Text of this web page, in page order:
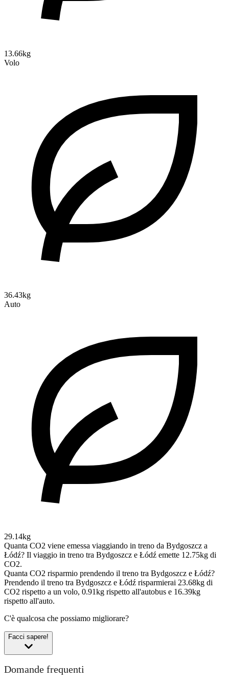
13.66kg
Volo
36.43kg
Auto
29.14kg
Quanta CO2 viene emessa viaggiando in treno da Bydgoszcz a
Łódź? Il viaggio in treno tra Bydgoszcz e Łódź emette 12.75kg di
CO2.
Quanta CO2 risparmio prendendo il treno tra Bydgoszcz e Łódź?
Prendendo il treno tra Bydgoszcz e Łódź risparmierai 23.68kg di
CO2 rispetto a un volo, 0.91kg rispetto all'autobus e 16.39kg
rispetto all'auto.
C'è qualcosa che possiamo migliorare?
Facci sapere!
Domande frequenti